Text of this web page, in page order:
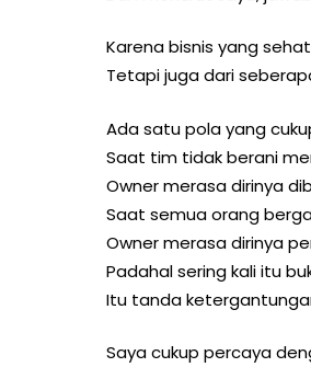
Karena bisnis yang
Tetapi juga dari
Ada satu pola yang
Saat tim tidak berani
Owner merasa dirinya
Saat semua orang
Owner merasa dirinya
Padahal sering kali itu
Itu tanda
Saya cukup percaya